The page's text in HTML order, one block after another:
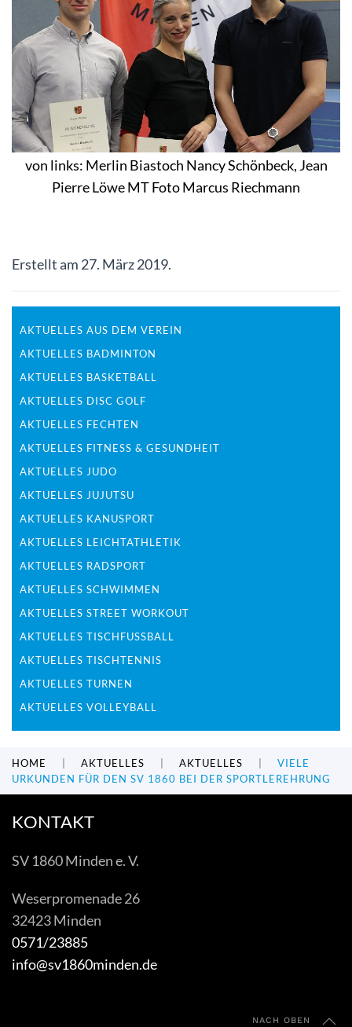
von links: Merlin Biastoch Nancy Schönbeck, Jean
Pierre Löwe MT Foto Marcus Riechmann
Erstellt am 27. März 2019.
AKTUELLES AUS DEM VEREIN
AKTUELLES BADMINTON
AKTUELLES BASKETBALL
AKTUELLES DISC GOLF
AKTUELLES FECHTEN
AKTUELLES FITNESS & GESUNDHEIT
AKTUELLES JUDO
AKTUELLES JUJUTSU
AKTUELLES KANUSPORT
AKTUELLES LEICHTATHLETIK
AKTUELLES RADSPORT
AKTUELLES SCHWIMMEN
AKTUELLES STREET WORKOUT
AKTUELLES TISCHFUSSBALL
AKTUELLES TISCHTENNIS
AKTUELLES TURNEN
AKTUELLES VOLLEYBALL
HOME AKTUELLES AKTUELLES
VIELE
URKUNDEN FÜR DEN SV 1860 BEI DER SPORTLEREHRUNG
KONTAKT
SV 1860 Minden e. V.
Weserpromenade 26
32423 Minden
0571/23885
info@sv1860minden.de
NACH OBEN